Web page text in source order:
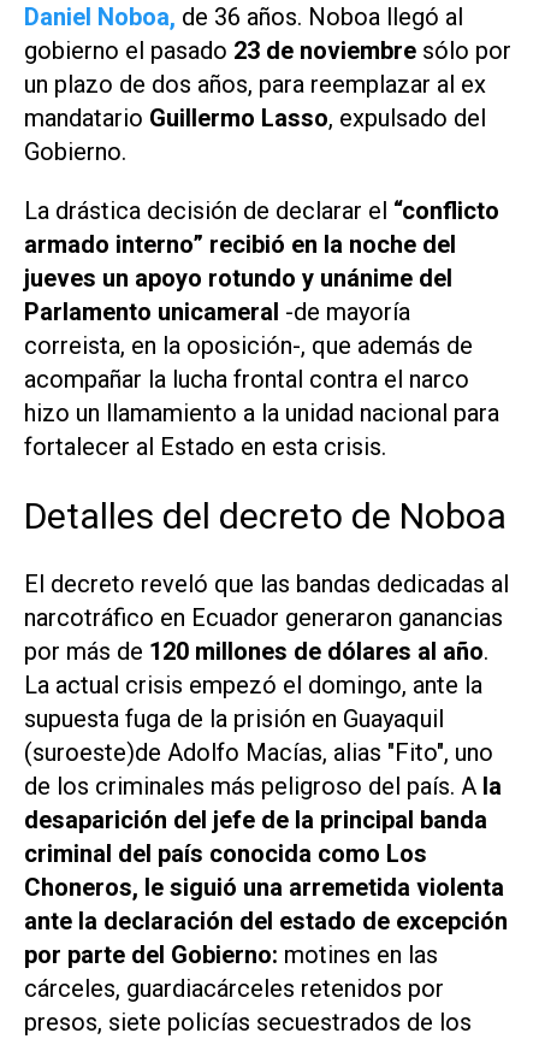
Daniel Noboa, de 36 años. Noboa llegó al
gobierno el pasado 23 de noviembre sólo por
un plazo de dos años, para reemplazar al ex
mandatario Guillermo Lasso, expulsado del
Gobierno.
La drástica decisión de declarar el “conflicto
armado interno” recibió en la noche del
jueves un apoyo rotundo y unánime del
Parlamento unicameral -de mayoría
correista, en la oposición-, que además de
acompañar la lucha frontal contra el narco
hizo un llamamiento a la unidad nacional para
fortalecer al Estado en esta crisis.
Detalles del decreto de Noboa
El decreto reveló que las bandas dedicadas al
narcotráfico en Ecuador generaron ganancias
por más de 120 millones de dólares al año.
La actual crisis empezó el domingo, ante la
supuesta fuga de la prisión en Guayaquil
(suroeste)de Adolfo Macías, alias "Fito", uno
de los criminales más peligroso del país. A la
desaparición del jefe de la principal banda
criminal del país conocida como Los
Choneros, le siguió una arremetida violenta
ante la declaración del estado de excepción
por parte del Gobierno: motines en las
cárceles, guardiacárceles retenidos por
presos, siete policías secuestrados de los